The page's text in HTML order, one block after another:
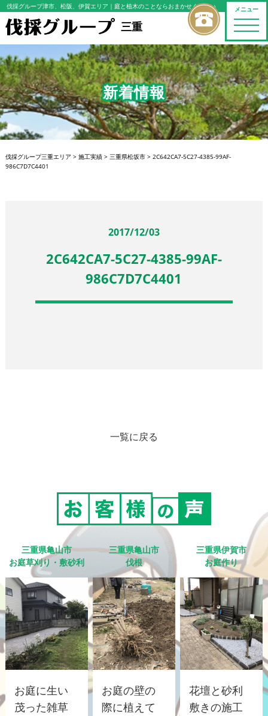
メニュー
toggle
伐採グループ津市、松阪、伊賀エリア ｜庭と植木のことならおまかせください
三重
新着情報
伐採グループ三重エリア > 施工実績> 三重県松坂市> 2C642CA7-5C27-4385-99AF-
986C7D7C4401
2017/12/03
2C642CA7-5C27-4385-99AF-
986C7D7C4401
一覧に戻る
三重県亀山市
お庭草刈り・敷砂利
お庭に生い
茂った雑草
三重県亀山市
伐根
お庭の壁の
際に植えて
三重県伊賀市
お庭作り
花壇と砂利
敷きの施工